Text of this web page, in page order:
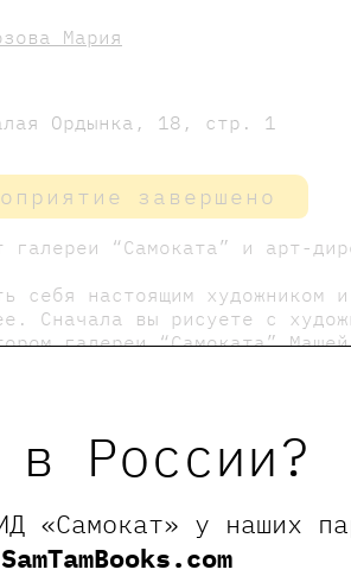
России?
«Самокат» у наших
SamTamBooks.com
Мария
Ордынка, 18, стр. 1
завершено
“Самоката” и арт-
себя настоящим художником
Сначала вы рисуете с
галереи “Самоката”
которая будет доступна
возрастная граница. Ждем